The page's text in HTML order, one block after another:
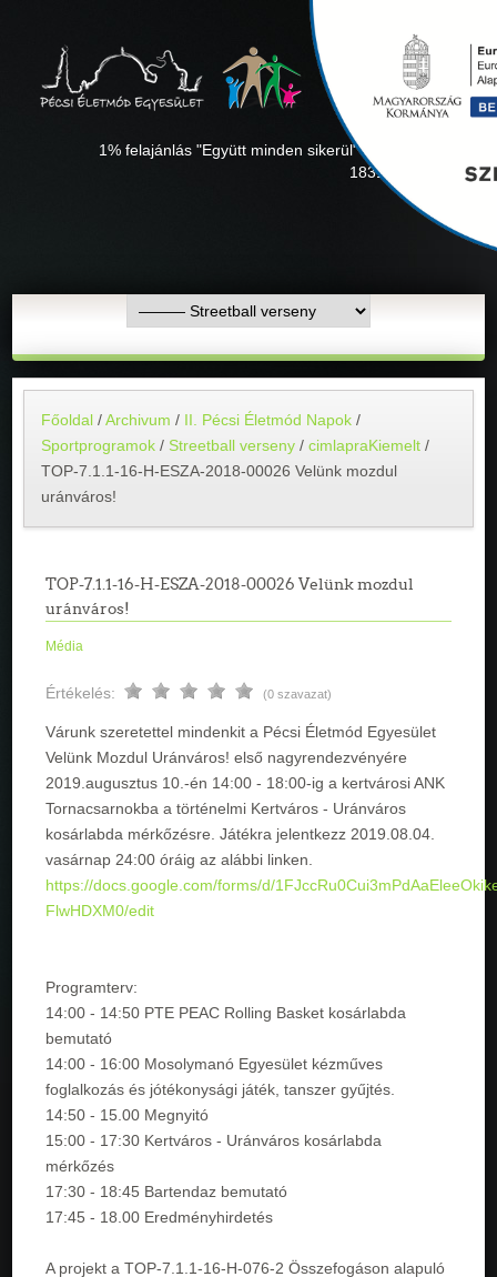
1% felajánlás "Együtt minden sikerül" Adószámunk:
18311927-1-02
Főoldal /Archivum / II. Pécsi Életmód Napok /
Sportprogramok / Streetball verseny /cimlapraKiemelt /
TOP-7.1.1-16-H-ESZA-2018-00026 Velünk mozdul
uránváros!
TOP-7.1.1-16-H-ESZA-2018-00026 Velünk mozdul
uránváros!
Média
Értékelés: (0 szavazat)
Várunk szeretettel mindenkit a Pécsi Életmód Egyesület
Velünk Mozdul Uránváros! első nagyrendezvényére
2019.augusztus 10.-én 14:00 - 18:00-ig a kertvárosi ANK
Tornacsarnokba a történelmi Kertváros - Uránváros
kosárlabda mérkőzésre. Játékra jelentkezz 2019.08.04.
vasárnap 24:00 óráig az alábbi linken.
https://docs.google.com/forms/d/
FlwHDXM0/edit
Programterv:
14:00 - 14:50 PTE PEAC Rolling Basket kosárlabda
bemutató
14:00 - 16:00 Mosolymanó Egyesület kézműves
foglalkozás és jótékonysági játék, tanszer gyűjtés.
14:50 - 15.00 Megnyitó
15:00 - 17:30 Kertváros - Uránváros kosárlabda
mérkőzés
17:30 - 18:45 Bartendaz bemutató
17:45 - 18.00 Eredményhirdetés
A projekt a TOP-7.1.1-16-H-076-2 Összefogáson alapuló